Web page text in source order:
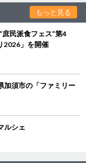
もっと見る
民派食フェス”第4
2026」を開催
須市の「ファミリー
ルシェ